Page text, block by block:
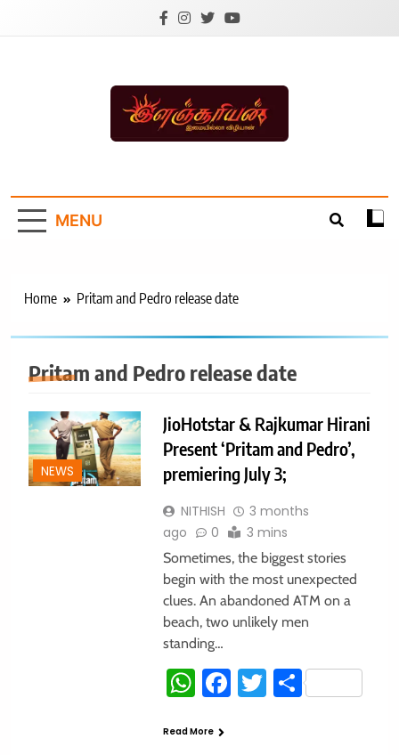
Tamil News |
Health | Tamil
Technology |
Sports News
MENU
Home Pritam and Pedro release date
Pritam and Pedro release date
NEWS
JioHotstar & Rajkumar Hirani
Present ‘Pritam and Pedro’,
premiering July 3;
NITHISH
3 months
ago
0 3 mins
Sometimes, the biggest stories
begin with the most unexpected
clues. An abandoned ATM on a
beach, two unlikely men
standing…
WhatsApp
Facebook
TwitterShare
Read More